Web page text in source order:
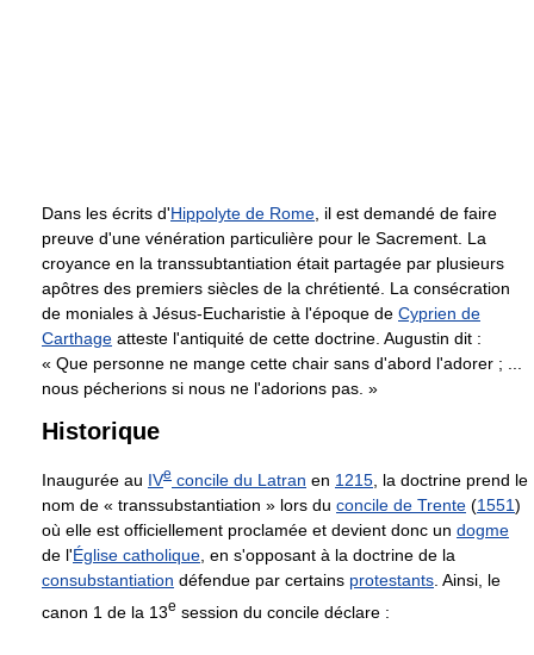
Dans les écrits d'Hippolyte de Rome, il est demandé de faire
preuve d'une vénération particulière pour le Sacrement. La
croyance en la transsubtantiation était partagée par plusieurs
apôtres des premiers siècles de la chrétienté. La consécration
de moniales à Jésus-Eucharistie à l'époque de Cyprien de
Carthage atteste l'antiquité de cette doctrine. Augustin dit :
« Que personne ne mange cette chair sans d'abord l'adorer ; ...
nous pécherions si nous ne l'adorions pas. »
Historique
Inaugurée au IVe concile du Latran en 1215 , la doctrine prend le
nom de « transsubstantiation » lors du concile de Trente (1551)
où elle est officiellement proclamée et devient donc un dogme
de l'Église catholique , en s'opposant à la doctrine de la
consubstantiation défendue par certains protestants . Ainsi, le
canon 1 de la 13e session du concile déclare :